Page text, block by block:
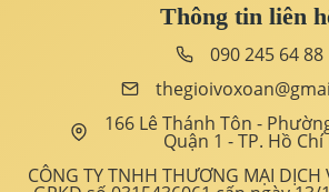
Thông tin liên
090 245 64 88
166 Lê Thánh Tôn -
Quận 1 - TP. Hồ
CÔNG TY TNHH THƯƠNG MẠI DỊCH